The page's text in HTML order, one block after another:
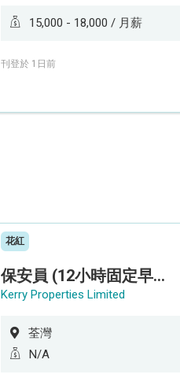
15,000 - 18,000 / 月薪
刊登於 1日前
花紅
保安員 (12小時固定早更/夜更) (荃灣深井住宅|設穿梭巴士)
Kerry Properties Limited
荃灣
N/A